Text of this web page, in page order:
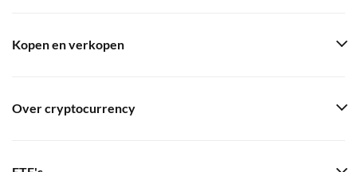
Kopen en verkopen
Over cryptocurrency